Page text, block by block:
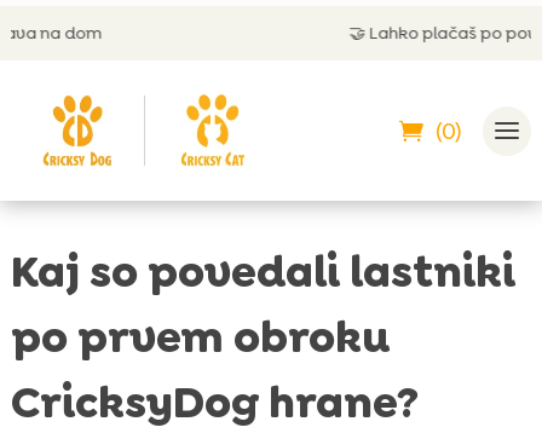
Lahko plačaš po povzetju
(0)
Kaj so povedali lastniki
po prvem obroku
CricksyDog hrane?